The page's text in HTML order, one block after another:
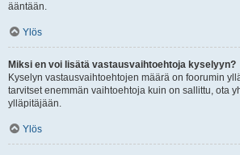
ääntään.
Ylös
Miksi en voi lisätä vastausvaihtoehtoja kyselyyn?
Kyselyn vastausvaihtoehtojen määrä on foorumin
tarvitset enemmän vaihtoehtoja kuin on sallittu, ota
ylläpitäjään.
Ylös